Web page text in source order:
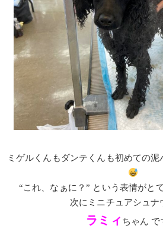
ミゲルくんもダンテくんも初めての
“これ、なぁに？” という表情がと
次にミニチュアシュナ
ラミィ ちゃん で